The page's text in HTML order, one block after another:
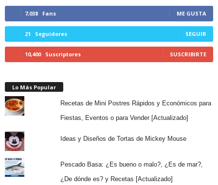
7,038 Fans ME GUSTA
21 Seguidores SEGUIR
10,400 Suscriptores SUSCRIBIRTE
Lo Más Popular
Recetas de Mini Postres Rápidos y Económicos para
Fiestas, Eventos o para Vender [Actualizado]
Ideas y Diseños de Tortas de Mickey Mouse
Pescado Basa: ¿Es bueno o malo?, ¿Es de mar?,
¿De dónde es? y Recetas [Actualizado]